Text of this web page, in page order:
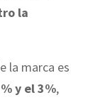
la
la marca es
y el 3%,